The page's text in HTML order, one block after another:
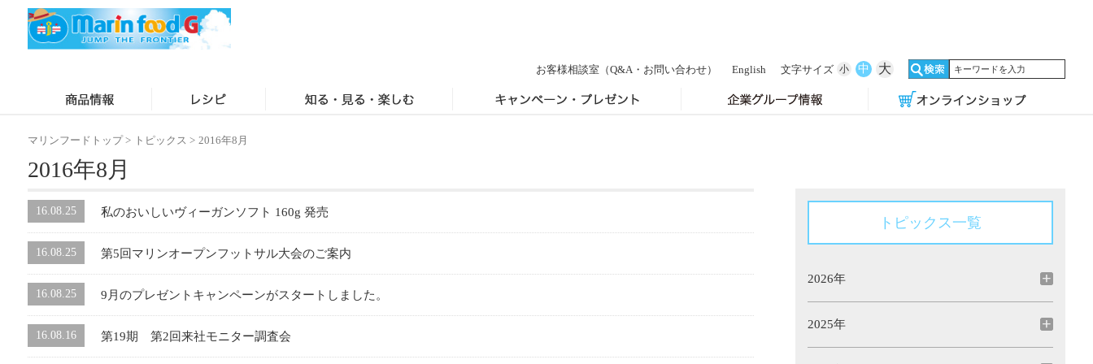
お客様相談室 （Q&A・お問い合わせ） English 文字サイズ 小 中 大
マリンフードトップ> トピックス > 2016年8月
2016年8月
16.08.25 私のおいしいヴィーガンソフト 160g 発売
16.08.25 第5回マリンオープンフットサル大会のご案内
16.08.25 9月のプレゼントキャンペーンがスタートしました。
16.08.16 第19期 第2回来社モニター調査会
トピックス一覧
2026年
2025年